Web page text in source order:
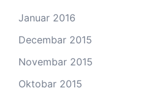
Januar 2016
Decembar 2015
Novembar 2015
Oktobar 2015